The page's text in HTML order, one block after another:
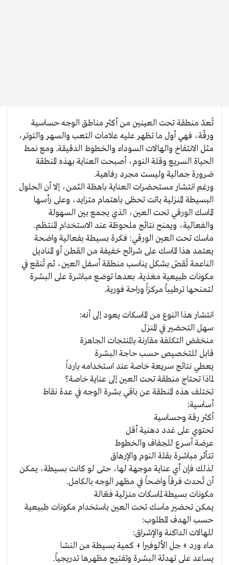
تُعدّ منطقة تحت العينين من أكثر مناطق الوجه حساسية
ورقّة، فهي أول ما تظهر عليه علامات التعب والسهر والتوتر،
مثل الانتفاخ والهالات السوداء والخطوط الدقيقة. ومع نمط
الحياة السريع وقلة النوم، أصبحت العناية بهذه المنطقة
ضرورة جمالية وليست مجرد رفاهية.
ورغم انتشار مستحضرات العناية باهظة الثمن، إلا أن الحلول
البسيطة المنزلية باتت تحظى باهتمام متزايد، وعلى رأسها
الماسك الورقي تحت العين، الذي يجمع بين السهولة
والفعالية، ويمنح نتائج ملحوظة عند الاستخدام المنتظم.
ماسك تحت العين الورقي: فكرة بسيطة بفعالية واضحة
يعتمد هذا الماسك على شرائح خفيفة من القطن أو المناديل
الناعمة تُقصّ بشكل يناسب منطقة أسفل العين، ثم تُنقع في
مكونات طبيعية مغذية. بعدها توضع مباشرة على البشرة
لتمنحها ترطيباً مركزاً وراحة فورية.
انتشار هذا النوع من الماسكات يعود إلى أنه:
سهل التحضير في المنزل
منخفض التكلفة مقارنة بالمنتجات الجاهزة
قابل للتخصيص حسب حاجة البشرة
يعطي نتائج سريعة خاصة عند استخدامه بارداً
لماذا تحتاج منطقة تحت العين إلى عناية خاصة؟
تختلف هذه المنطقة عن باقي بشرة الوجه في عدة نقاط
أساسية:
أكثر رقة وحساسية
تحتوي على غدد دهنية أقل
عرضة أسرع للجفاف والخطوط
تتأثر مباشرة بقلة النوم والإرهاق
لذلك فإن أي عناية موجهة لها، حتى لو كانت بسيطة، يمكن
أن تُحدث فرقاً واضحاً في مظهر الوجه بالكامل.
مكونات بسيطة لماسكات منزلية فعّالة
يمكن تحضير ماسك تحت العين باستخدام مكونات طبيعية
حسب الهدف المطلوب:
للهالات الداكنة والإشراق:
ماء ورد + جل الألوفيرا + كمية بسيطة من النشا
يساعد على تهدئة البشرة وتفتيح مظهرها تدريجياً.